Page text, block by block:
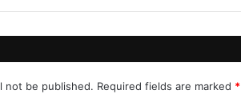
not be published. Required fields are marked *